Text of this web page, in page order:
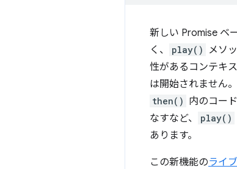
新しい Promise ベ
く、
play()
メソ
性があるコンテキ
は開始されません
then() 内のコー
なすなど、
play()
あります。
この新機能のライ